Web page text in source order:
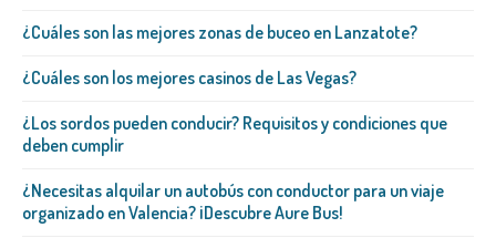
¿Cuáles son las mejores zonas de buceo en Lanzatote?
¿Cuáles son los mejores casinos de Las Vegas?
¿Los sordos pueden conducir? Requisitos y condiciones que
deben cumplir
¿Necesitas alquilar un autobús con conductor para un viaje
organizado en Valencia? ¡Descubre Aure Bus!